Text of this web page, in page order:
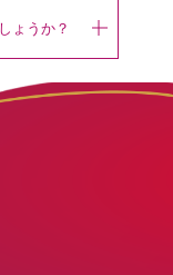
ょうか？